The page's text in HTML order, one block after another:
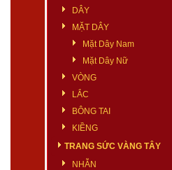
DÂY
MẶT DÂY
Mặt Dây Nam
Mặt Dây Nữ
VÒNG
LẮC
BÔNG TAI
KIỀNG
TRANG SỨC VÀNG TÂY
NHẪN